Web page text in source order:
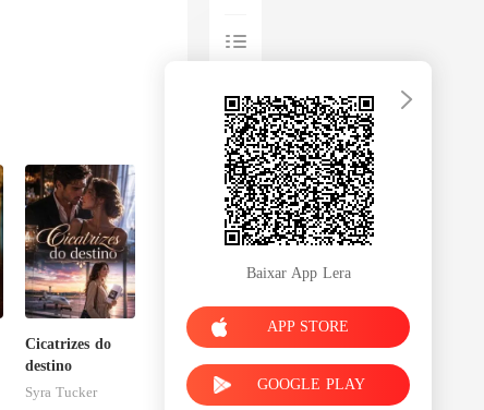
Cicatrizes do
destino
Syra Tucker
Baixar App Lera
APP STORE
GOOGLE PLAY